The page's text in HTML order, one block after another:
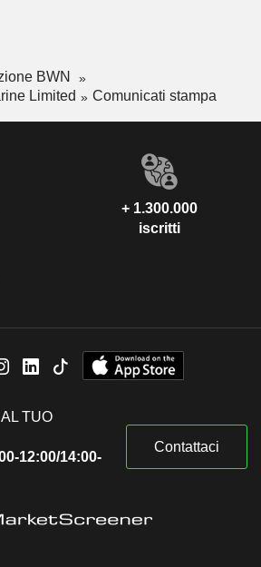
BWN
Limited
Comunicati stampa
+ 1.300.000
iscritti
TUO
12:00/14:00-
Contattaci